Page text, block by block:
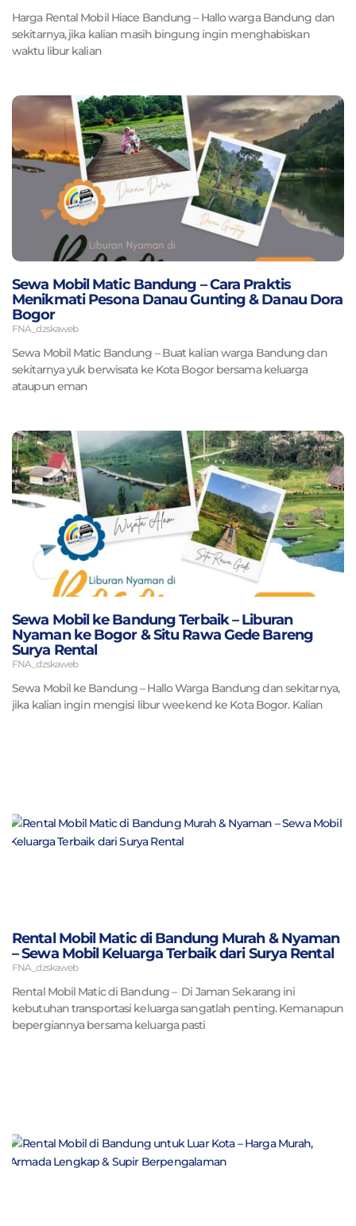
Harga Rental Mobil Hiace Bandung – Hallo warga Bandung dan
sekitarnya, jika kalian masih bingung ingin menghabiskan
waktu libur kalian
Sewa Mobil Matic Bandung – Cara Praktis
Menikmati Pesona Danau Gunting & Danau Dora
Bogor
FNA_dzskaweb
Sewa Mobil Matic Bandung – Buat kalian warga Bandung dan
sekitarnya yuk berwisata ke Kota Bogor bersama keluarga
ataupun eman
Sewa Mobil ke Bandung Terbaik – Liburan
Nyaman ke Bogor & Situ Rawa Gede Bareng
Surya Rental
FNA_dzskaweb
Sewa Mobil ke Bandung – Hallo Warga Bandung dan sekitarnya,
jika kalian ingin mengisi libur weekend ke Kota Bogor. Kalian
Rental Mobil Matic di Bandung Murah & Nyaman
– Sewa Mobil Keluarga Terbaik dari Surya Rental
FNA_dzskaweb
Rental Mobil Matic di Bandung – Di Jaman Sekarang ini
kebutuhan transportasi keluarga sangatlah penting. Kemanapun
bepergiannya bersama keluarga pasti